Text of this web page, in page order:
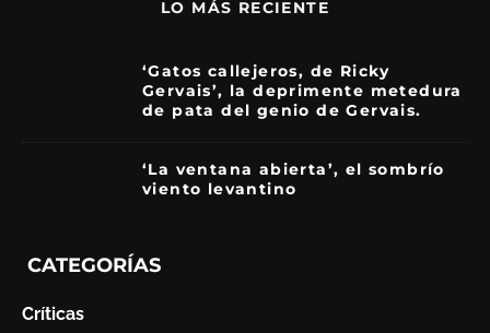
LO MÁS RECIENTE
‘Gatos callejeros, de Ricky
Gervais’, la deprimente metedura
de pata del genio de Gervais.
‘La ventana abierta’, el sombrío
viento levantino
CATEGORÍAS
Críticas